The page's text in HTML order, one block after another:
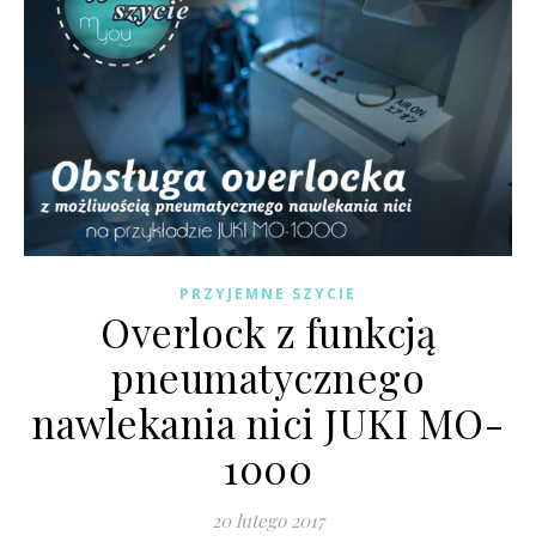
PRZYJEMNE SZYCIE
Overlock z funkcją
pneumatycznego
nawlekania nici JUKI MO-
1000
20 lutego 2017